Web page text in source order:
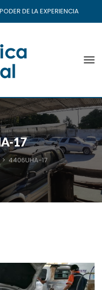
DE LA EXPERIENCIA
17
> 4406UHA-17